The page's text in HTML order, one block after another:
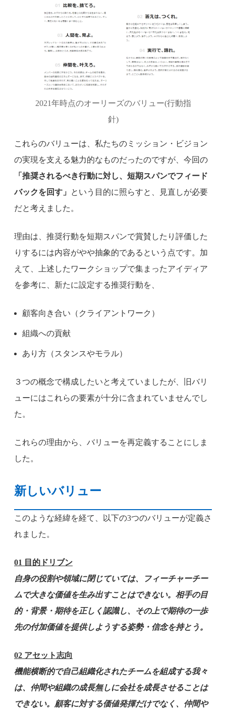
2021年時点のオーリーズのバリュー(行動指
針)
これらのバリューは、私たちのミッション・ビジョン
の実現を支える魅力的なものだったのですが、今回の
「推奨されるべき行動に対し、短期スパンでフィード
バックを回す」
という目的に照らすと、見直しが必要
だと考えました。
理由は、推奨行動を短期スパンで賞賛したり評価した
りするには内容がやや抽象的であるという点です。加
えて、上述したワークショップで集まったアイディア
を参考に、新たに設定する推奨行動を、
顧客向き合い（クライアントワーク）
組織への貢献
あり方（スタンスやモラル）
３つの概念で構成したいと考えていましたが、旧バリ
ューにはこれらの要素が十分に含まれていませんでし
た。
これらの理由から、バリューを再定義することにしま
した。
新しいバリュー
このような経緯を経て、以下の3つのバリューが定義さ
れました。
01 目的ドリブン
自身の役割や領域に閉じていては、フィーチャーチー
ムで大きな価値を生み出すことはできない。相手の目
的・背景・期待を正しく認識し、その上で期待の一歩
先の付加価値を提供しようする姿勢・信念を持とう。
02 アセット志向
機能横断的で自己組織化されたチームを組成する我々
は、仲間や組織の成長無しに会社を成長させることは
できない。顧客に対する価値発揮だけでなく、仲間や